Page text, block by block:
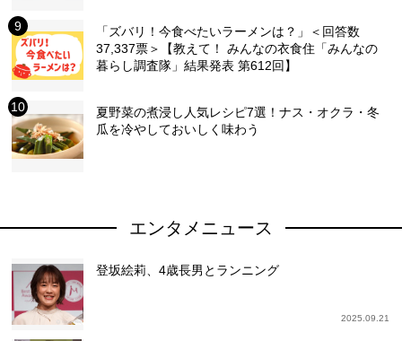
「ズバリ！今食べたいラーメンは？」＜回答数
37,337票＞【教えて！ みんなの衣食住「みんなの
暮らし調査隊」結果発表 第612回】
夏野菜の煮浸し人気レシピ7選！ナス・オクラ・冬
瓜を冷やしておいしく味わう
エンタメニュース
登坂絵莉、4歳長男とランニング
2025.09.21